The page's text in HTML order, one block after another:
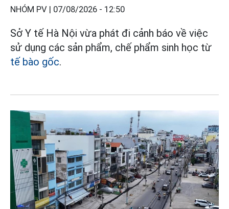
NHÓM PV | 07/08/2026 - 12:50
Sở Y tế Hà Nội vừa phát đi cảnh báo về việc
sử dụng các sản phẩm, chế phẩm sinh học từ
tế bào gốc.